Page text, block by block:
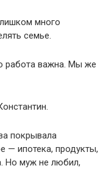
много
семье.
работа важна. Мы же
покрывала
— ипотека, продукты,
Но муж не любил,